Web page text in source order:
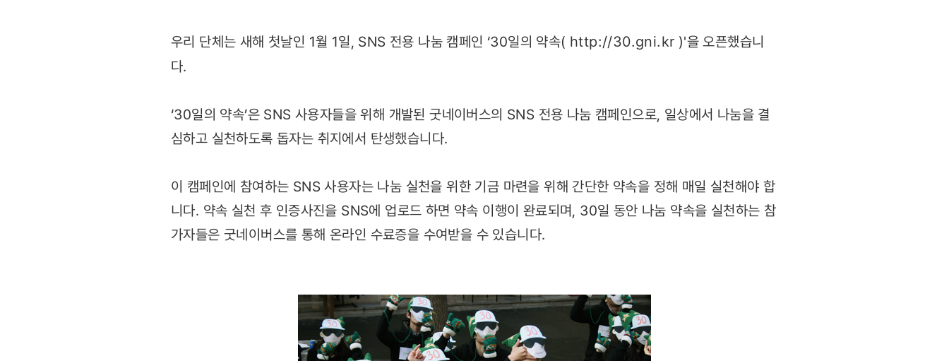
우리 단체는 새해 첫날인 1월 1일, SNS 전용 나눔 캠페인 ‘30일의 약속( http://30.gni.kr )'을 오픈했습니
다.
‘30일의 약속’은 SNS 사용자들을 위해 개발된 굿네이버스의 SNS 전용 나눔 캠페인으로, 일상에서 나눔을 결
심하고 실천하도록 돕자는 취지에서 탄생했습니다.
이 캠페인에 참여하는 SNS 사용자는 나눔 실천을 위한 기금 마련을 위해 간단한 약속을 정해 매일 실천해야 합
니다. 약속 실천 후 인증사진을 SNS에 업로드 하면 약속 이행이 완료되며, 30일 동안 나눔 약속을 실천하는 참
가자들은 굿네이버스를 통해 온라인 수료증을 수여받을 수 있습니다.